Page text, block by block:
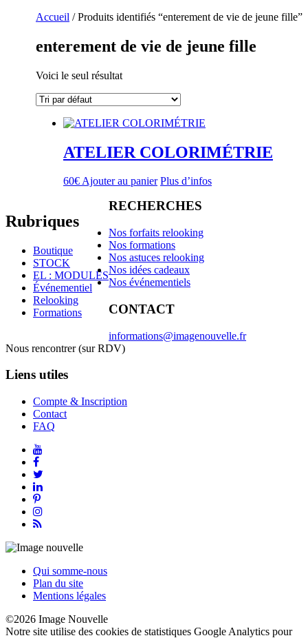
Accueil / Produits identifiés “enterement de vie de jeune fille”
enterement de vie de jeune fille
Voici le seul résultat
ATELIER COLORIMÉTRIE
60€Ajouter au panier Plus d’infos
Rubriques
Boutique
STOCK
EL : MODULES
Événementiel
Relooking
Formations
RECHERCHES
Nos forfaits relooking
Nos formations
Nos astuces relooking
Nos idées cadeaux
Nos événementiels
CONTACT
informations@imagenouvelle.fr
Nous rencontrer (sur RDV)
Liens utiles
Compte & Inscription
Contact
FAQ
Qui somme-nous
Plan du site
Mentions légales
©2026 Image Nouvelle
Notre site utilise des cookies de statistiques Google Analytics pour